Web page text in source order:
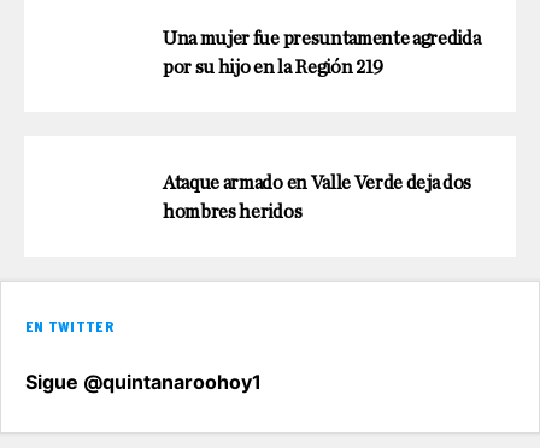
Una mujer fue presuntamente agredida
por su hijo en la Región 219
Ataque armado en Valle Verde deja dos
hombres heridos
EN TWITTER
Sigue @quintanaroohoy1